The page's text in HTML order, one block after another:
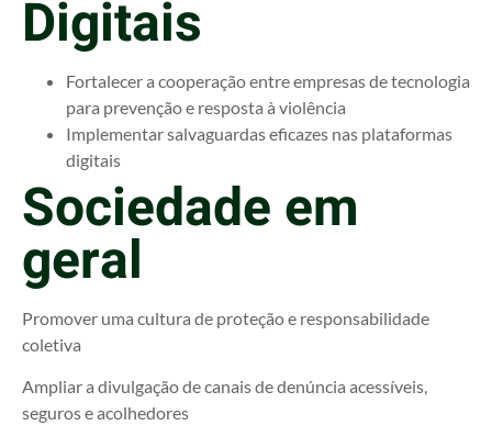
Digitais
Fortalecer a cooperação entre empresas de tecnologia
para prevenção e resposta à violência
Implementar salvaguardas eficazes nas plataformas
digitais
Sociedade em
geral
Promover uma cultura de proteção e responsabilidade
coletiva
Ampliar a divulgação de canais de denúncia acessíveis,
seguros e acolhedores